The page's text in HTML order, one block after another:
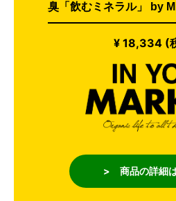
臭「飲むミネラル」 by
¥ 18,334 (
> 商品の詳細